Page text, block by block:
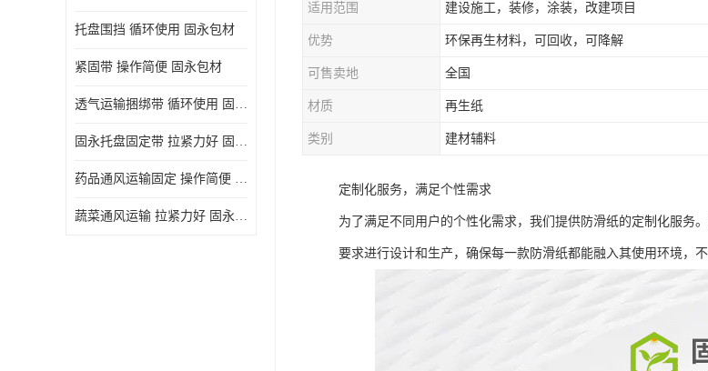
托盘围挡 循环使用 固永包材
紧固带 操作简便 固永包材
透气运输捆绑带 循环使用 固永包材
固永托盘固定带 拉紧力好 固永包材
药品通风运输固定 操作简便 固永包材
蔬菜通风运输 拉紧力好 固永包材
适用范围 建设施工，装修，涂装，改建项目
优势 环保再生材料，可回收，可降解
可售卖地 全国
材质 再生纸
类别 建材辅料
定制化服务，满足个性需求
为了满足不同用户的个性化需求，我们提供防滑纸的定制化服务
要求进行设计和生产，确保每一款防滑纸都能融入其使用环境，